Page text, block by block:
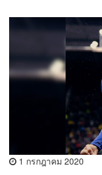
1 กรกฎาคม 2020